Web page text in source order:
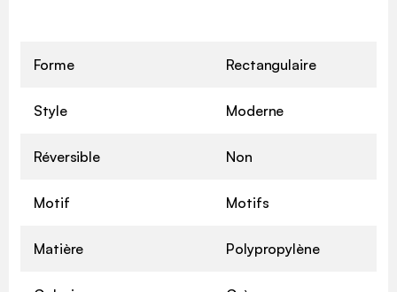
Forme Rectangulaire
Style Moderne
Réversible Non
Motif Motifs
Matière Polypropylène